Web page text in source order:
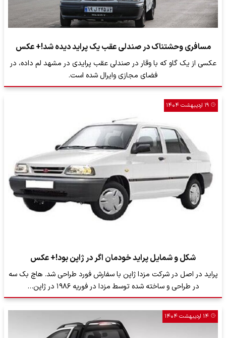
مسافری وحشتناک در صندلی عقب یک پراید دیده شد!+ عکس
عکسی از یک گاو که با وقار در صندلی عقب پرایدی در مشهد لم داده، در
فضای مجازی وایرال شده است.
۱۹ اردیبهشت ۱۴۰۴
شکل و شمایل پراید خودمان اگر در ژاپن بود!+ عکس
پراید در اصل در شرکت مزدا ژاپن با سفارش فورد طراحی شد. هاچ‌ بک سه
در طراحی و ساخته شده توسط مزدا در فوریه ۱۹۸۶ در ژاپن…
۱۴ اردیبهشت ۱۴۰۴